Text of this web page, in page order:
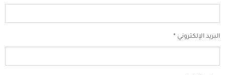
البريد الإلكتروني *